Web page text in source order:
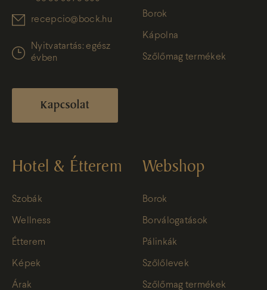
recepcio@bock.hu
Nyitvatartás: egész
évben
Kapcsolat
Borok
Kápolna
Szőlőmag termékek
Hotel & Étterem
Szobák
Wellness
Étterem
Képek
Árak
Webshop
Borok
Borválogatások
Pálinkák
Szőlőlevek
Szőlőmag termékek